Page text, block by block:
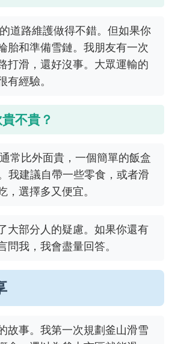
道路維護做得不錯。但如果你
胎和準備雪鏈。我朋友有一次
打滑，還好沒事。大眾運輸的
有經驗。
不貴？
常比外面貴，一個簡單的飯盒
我建議自帶一些零食，或者滑
，選擇多又便宜。
大部分人的疑慮。如果你還有
問我，我會盡量回答。
故事。我第一次規劃釜山滑雪